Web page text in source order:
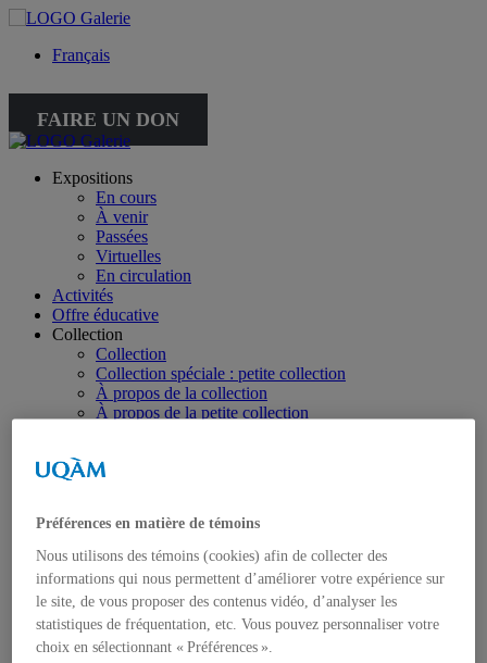
Français
FAIRE UN DON
Expositions
En cours
À venir
Passées
Virtuelles
En circulation
Activités
Offre éducative
Collection
Collection
Collection spéciale : petite collection
À propos de la collection
À propos de la petite collection
À propos des publications
À propos
Accessibilité
Contact
Mandat
Historique
Équipe
Proposition de projet
Préférences en matière de témoins
Nous utilisons des témoins (cookies) afin de collecter des
informations qui nous permettent d’améliorer votre expérience sur
le site, de vous proposer des contenus vidéo, d’analyser les
statistiques de fréquentation, etc. Vous pouvez personnaliser votre
choix en sélectionnant « Préférences ».